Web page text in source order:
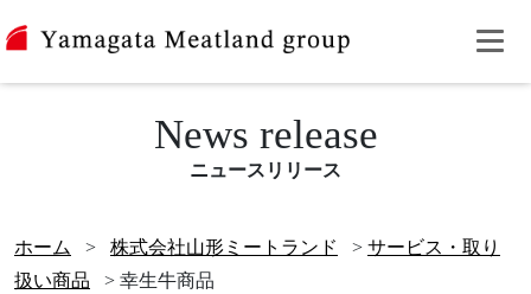
News release
ニュースリリース
ホーム > 株式会社山形ミートランド > サービス・取り
扱い商品
> 幸生牛商品